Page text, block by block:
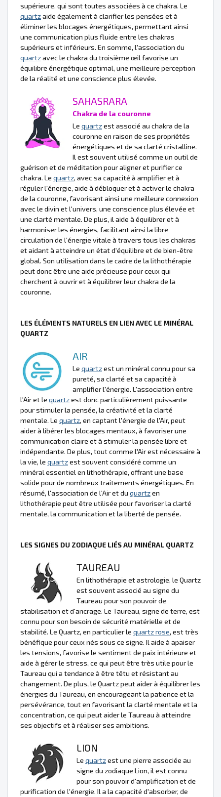
supérieure, qui sont toutes associées à ce chakra. Le
quartzaide également à clarifier les pensées et à
éliminer les blocages énergétiques, permettant ainsi
une communication plus fluide entre les chakras
supérieurs et inférieurs. En somme, l'association du
quartzavec le chakra du troisième œil favorise un
équilibre énergétique optimal, une meilleure perception
de la réalité et une conscience plus élevée.
SAHASRARA
Chakra de la couronne
Le quartzest associé au chakra de la
couronne en raison de ses propriétés
énergétiques et de sa clarté cristalline.
Il est souvent utilisé comme un outil de
guérison et de méditation pour aligner et purifier ce
chakra. Le quartz, avec sa capacité à amplifier et à
réguler l'énergie, aide à débloquer et à activer le chakra
de la couronne, favorisant ainsi une meilleure connexion
avec le divin et l'univers, une conscience plus élevée et
une clarté mentale. De plus, il aide à équilibrer et à
harmoniser les énergies, facilitant ainsi la libre
circulation de l'énergie vitale à travers tous les chakras
et aidant à atteindre un état d'équilibre et de bien-être
global. Son utilisation dans le cadre de la lithothérapie
peut donc être une aide précieuse pour ceux qui
cherchent à ouvrir et à équilibrer leur chakra de la
couronne.
LES ÉLÉMENTS NATURELS EN LIEN AVEC LE MINÉRAL
QUARTZ
AIR
Le quartzest un minéral connu pour sa
pureté, sa clarté et sa capacité à
amplifier l'énergie. L'association entre
l'Air et le quartzest donc particulièrement puissante
pour stimuler la pensée, la créativité et la clarté
mentale. Le quartz, en captant l'énergie de l'Air, peut
aider à libérer les blocages mentaux, à favoriser une
communication claire et à stimuler la pensée libre et
indépendante. De plus, tout comme l'Air est nécessaire à
la vie, le quartzest souvent considéré comme un
minéral essentiel en lithothérapie, offrant une base
solide pour de nombreux traitements énergétiques. En
résumé, l'association de l'Air et du quartzen
lithothérapie peut être utilisée pour favoriser la clarté
mentale, la communication et la liberté de pensée.
LES SIGNES DU ZODIAQUE LIÉS AU MINÉRAL QUARTZ
TAUREAU
En lithothérapie et astrologie, le Quartz
est souvent associé au signe du
Taureau pour son pouvoir de
stabilisation et d'ancrage. Le Taureau, signe de terre, est
connu pour son besoin de sécurité matérielle et de
stabilité. Le Quartz, en particulier le quartz rose, est très
bénéfique pour ceux nés sous ce signe. Il aide à apaiser
les tensions, favorise le sentiment de paix intérieure et
aide à gérer le stress, ce qui peut être très utile pour le
Taureau qui a tendance à être têtu et résistant au
changement. De plus, le Quartz peut aider à équilibrer les
énergies du Taureau, en encourageant la patience et la
persévérance, tout en favorisant la clarté mentale et la
concentration, ce qui peut aider le Taureau à atteindre
ses objectifs et à réaliser ses ambitions.
LION
Le quartzest une pierre associée au
signe du zodiaque Lion, il est connu
pour son pouvoir d'amplification et de
purification de l'énergie. Il a la capacité d'absorber, de